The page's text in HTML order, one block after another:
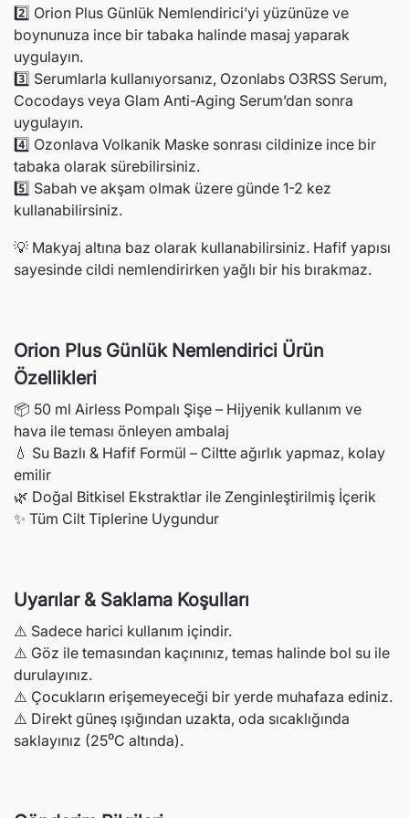
2️⃣ Orion Plus Günlük Nemlendirici’yi yüzünüze ve
boynunuza ince bir tabaka halinde masaj yaparak
uygulayın.
3️⃣ Serumlarla kullanıyorsanız, Ozonlabs O3RSS Serum,
Cocodays veya Glam Anti-Aging Serum’dan sonra
uygulayın.
4️⃣ Ozonlava Volkanik Maske sonrası cildinize ince bir
tabaka olarak sürebilirsiniz.
5️⃣ Sabah ve akşam olmak üzere günde 1-2 kez
kullanabilirsiniz.
💡 Makyaj altına baz olarak kullanabilirsiniz. Hafif yapısı
sayesinde cildi nemlendirirken yağlı bir his bırakmaz.
Orion Plus Günlük Nemlendirici Ürün
Özellikleri
📦 50 ml Airless Pompalı Şişe – Hijyenik kullanım ve
hava ile teması önleyen ambalaj
💧 Su Bazlı & Hafif Formül – Ciltte ağırlık yapmaz, kolay
emilir
🌿 Doğal Bitkisel Ekstraktlar ile Zenginleştirilmiş İçerik
✨ Tüm Cilt Tiplerine Uygundur
Uyarılar & Saklama Koşulları
⚠️ Sadece harici kullanım içindir.
⚠️ Göz ile temasından kaçınınız, temas halinde bol su ile
durulayınız.
⚠️ Çocukların erişemeyeceği bir yerde muhafaza ediniz.
⚠️ Direkt güneş ışığından uzakta, oda sıcaklığında
saklayınız (25⁰C altında).
yapıştırılmış ve kargo koli bandı ile bantlanmış
ürünler kabul edilmez. Ürün, teslim alındığı haliyle
iade edilmelidir.
Kullanılmış, orijinal kutusu / ambalajı açılmış ve
tekrar satılabilirlik özelliğini kaybetmiş, başka bir
müşteri tarafından satın alınamayacak durumda olan
ürünlerin iadesi kabul edilememektedir.
miyim?
gönderimin Sürat Kargo ile yapılması
gerekmektedir. Eğer ürün / ürünlerden kaynaklanan
bir kusur yoksa gönderi ücreti alıcıya aittir.